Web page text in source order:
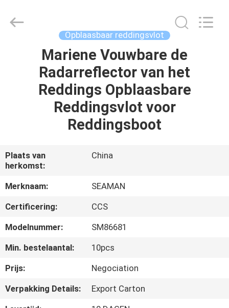
PRODUCTEN
ONGEVEER
ONS
FABRIEKSREIS
KWALITEITSCONTROLE
COMPANY
NEWS
Co.,Ltd..
Opblaasbaar reddingsvlot
Mariene Vouwbare de
Radarreflector van het
Reddings Opblaasbare
Reddingsvlot voor
Reddingsboot
Plaats van
herkomst:
China
Merknaam:
SEAMAN
Certificering:
CCS
Modelnummer:
SM86681
Min. bestelaantal:
10pcs
Prijs:
Negociation
Verpakking Details:
Export Carton